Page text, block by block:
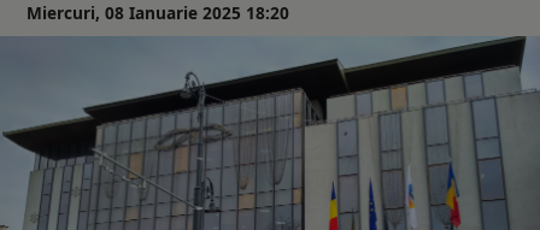
Miercuri, 08 Ianuarie 2025 18:20